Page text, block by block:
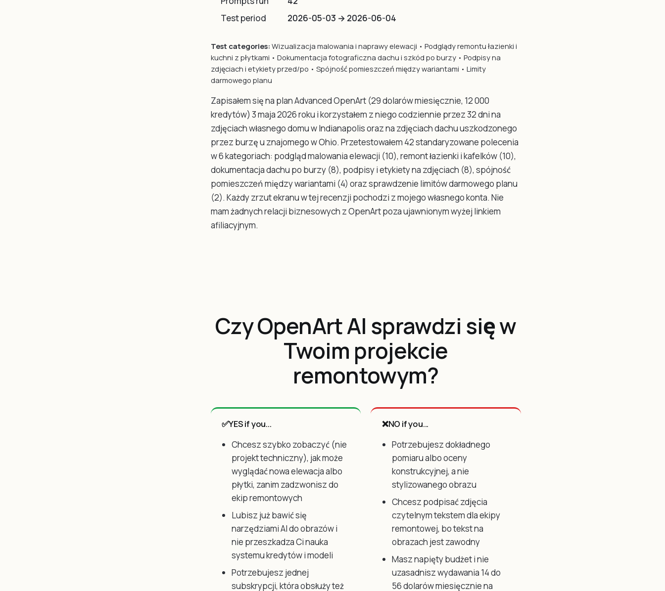
Test period
2026-05-03 → 2026-06-04
Test categories: Wizualizacja malowania i naprawy elewacji • Podglądy remontu łazienki i
kuchni z płytkami • Dokumentacja fotograficzna dachu i szkód po burzy • Podpisy na
zdjęciach i etykiety przed/po • Spójność pomieszczeń między wariantami • Limity
darmowego planu
Zapisałem się na plan Advanced OpenArt (29 dolarów miesięcznie, 12 000
kredytów) 3 maja 2026 roku i korzystałem z niego codziennie przez 32 dni na
zdjęciach własnego domu w Indianapolis oraz na zdjęciach dachu uszkodzonego
przez burzę u znajomego w Ohio. Przetestowałem 42 standaryzowane polecenia
w 6 kategoriach: podgląd malowania elewacji (10), remont łazienki i kafelków (10),
dokumentacja dachu po burzy (8), podpisy i etykiety na zdjęciach (8), spójność
pomieszczeń między wariantami (4) oraz sprawdzenie limitów darmowego planu
(2). Każdy zrzut ekranu w tej recenzji pochodzi z mojego własnego konta. Nie
mam żadnych relacji biznesowych z OpenArt poza ujawnionym wyżej linkiem
afiliacyjnym.
Czy OpenArt AI sprawdzi się w
Twoim projekcie
remontowym?
✅YES if you...
Chcesz szybko zobaczyć (nie
projekt techniczny), jak może
wyglądać nowa elewacja albo
płytki, zanim zadzwonisz do
ekip remontowych
Lubisz już bawić się
narzędziami AI do obrazów i
nie przeszkadza Ci nauka
systemu kredytów i modeli
Potrzebujesz jednej
subskrypcji, która obsłuży też
❌NO if you...
Potrzebujesz dokładnego
pomiaru albo oceny
konstrukcyjnej, a nie
stylizowanego obrazu
Chcesz podpisać zdjęcia
czytelnym tekstem dla ekipy
remontowej, bo tekst na
obrazach jest zawodny
Masz napięty budżet i nie
uzasadnisz wydawania 14 do
56 dolarów miesięcznie na